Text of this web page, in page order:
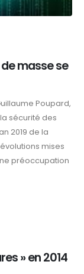
masse se
Poupard,
sécurité des
2019 de la
mises
préoccupation
» en 2014